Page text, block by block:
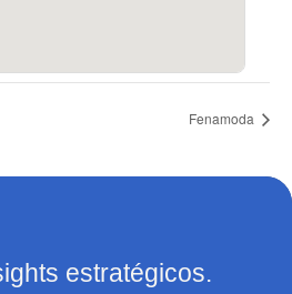
Fenamoda
estratégicos.